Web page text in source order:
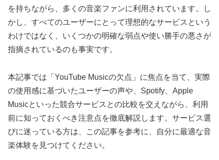
を持ちながら、多くの音楽ファンに利用されています。し
かし、すべてのユーザーにとって理想的なサービスという
わけではなく、いくつかの明確な弱点や使い勝手の悪さが
指摘されているのも事実です。
本記事では「YouTube Musicの欠点」に焦点を当て、実際
の使用感に基づいたユーザーの声や、Spotify、Apple
Musicといった競合サービスとの比較を交えながら、利用
前に知っておくべき注意点を徹底解説します。サービス選
びに迷っている方は、この記事を参考に、自分に最適な音
楽体験を見つけてください。